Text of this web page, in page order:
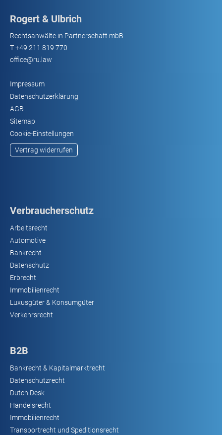
Rogert & Ulbrich
Rechtsanwälte in Partnerschaft mbB
T+49 211 819 770
office@ru.law
Impressum
Datenschutzerklärung
AGB
Sitemap
Cookie-Einstellungen
Vertrag widerrufen
Verbraucherschutz
Arbeitsrecht
Automotive
Bankrecht
Datenschutz
Erbrecht
Immobilienrecht
Luxusgüter & Konsumgüter
Verkehrsrecht
B2B
Bankrecht & Kapitalmarktrecht
Datenschutzrecht
Dutch Desk
Handelsrecht
Immobilienrecht
Transportrecht und Speditionsrecht